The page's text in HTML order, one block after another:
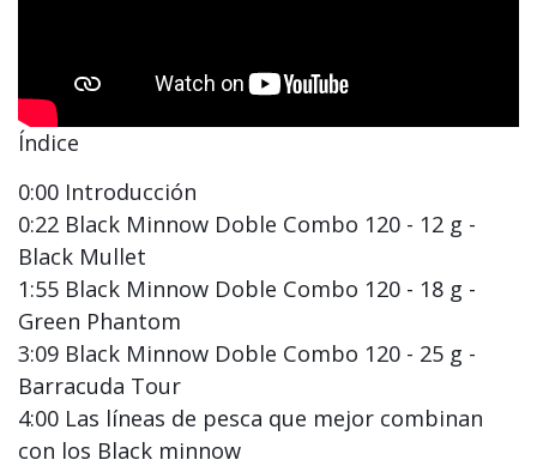
Índice
0:00 Introducción
0:22 Black Minnow Doble Combo 120 - 12 g -
Black Mullet
1:55 Black Minnow Doble Combo 120 - 18 g -
Green Phantom
3:09 Black Minnow Doble Combo 120 - 25 g -
Barracuda Tour
4:00 Las líneas de pesca que mejor combinan
con los Black minnow